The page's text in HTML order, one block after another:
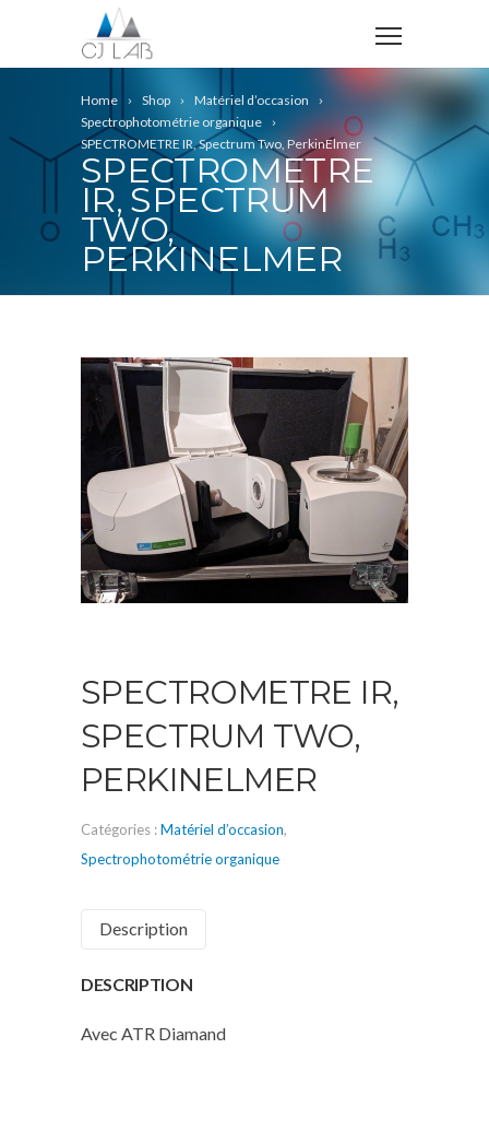
Home Shop
Matériel d’occasion
Spectrophotométrie organique
SPECTROMETRE IR, Spectrum Two, PerkinElmer
SPECTROMETRE
IR, SPECTRUM
TWO,
PERKINELMER
SPECTROMETRE IR,
SPECTRUM TWO,
PERKINELMER
Catégories :Matériel d’occasion,
Spectrophotométrie organique
Description
DESCRIPTION
Avec ATR Diamand